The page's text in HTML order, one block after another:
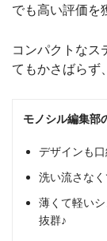
でも高い評価を
コンパクトなス
てもかさばらず、
モノシル編集部
デザインも
洗い流さな
薄くて軽い
抜群♪